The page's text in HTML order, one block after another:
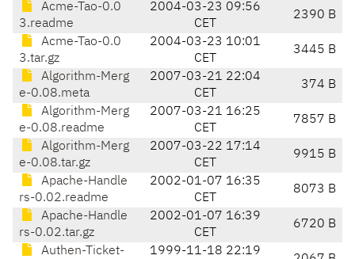
Acme-Tao-0.0
3.readme
2004-03-23 09:56
CET
2390 B
Acme-Tao-0.0
3.tar.gz
2004-03-23 10:01
CET
3445 B
Algorithm-Merg
e-0.08.meta
2007-03-21 22:04
CET
374 B
Algorithm-Merg
e-0.08.readme
2007-03-21 16:25
CET
7857 B
Algorithm-Merg
e-0.08.tar.gz
2007-03-22 17:14
CET
9915 B
Apache-Handle
rs-0.02.readme
2002-01-07 16:35
CET
8073 B
Apache-Handle
rs-0.02.tar.gz
2002-01-07 16:39
CET
6720 B
Authen-Ticket-
1999-11-18 22:19